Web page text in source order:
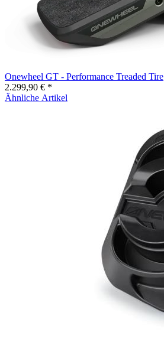
Onewheel GT - Performance Treaded Tire
2.299,90 € *
Ähnliche Artikel